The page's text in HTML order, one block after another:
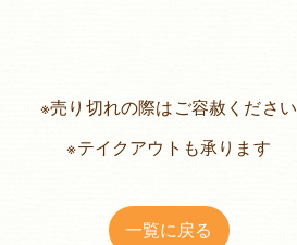
※売り切れの際はご容赦ください
※テイクアウトも承ります
一覧に戻る